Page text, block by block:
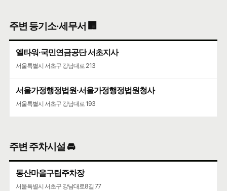
서울특별시 서초구 강남대로 193
주변 등기소·세무서 🏢
엘타워·국민연금공단 서초지사
서울특별시 서초구 강남대로 213
서울가정행정법원·서울가정행정법원청사
서울특별시 서초구 강남대로 193
주변 주차시설 🚘
동산마을구립주차장
서울특별시 서초구 강남대로8길 77